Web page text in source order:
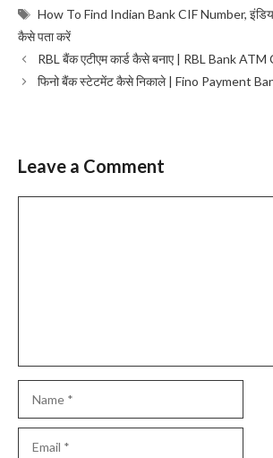
Tags
How To Find Indian Bank CIF Number,
कैसे पता करें
RBL बैंक एटीएम कार्ड कैसे बनाए | RBL Bank
फिनो बैंक स्टेटमेंट कैसे निकाले | Fino Payment
Leave a Comment